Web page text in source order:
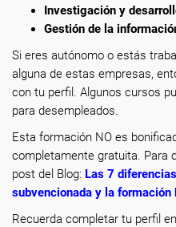
Investigación y
Gestión de la
Si eres autónomo o estás
alguna de estas empresas,
con tu perfil. Algunos cursos
para desempleados.
Esta formación NO es
completamente gratuita. Para
post del Blog: Las 7
subvencionada y la formación
Recuerda completar tu perfil